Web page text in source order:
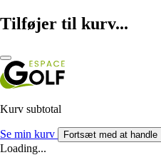
Tilføjer til kurv...
Kurv subtotal
Se min kurv Fortsæt med at handle
Loading...